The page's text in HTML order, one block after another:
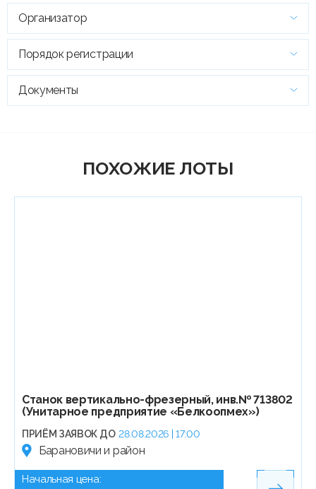
Организатор
Порядок регистрации
Документы
ПОХОЖИЕ ЛОТЫ
Станок вертикально-фрезерный, инв.№ 713802
(Унитарное предприятие «Белкоопмех»)
ПРИЁМ ЗАЯВОК ДО 28.08.2026 | 17:00
Барановичи и район
Начальная цена: